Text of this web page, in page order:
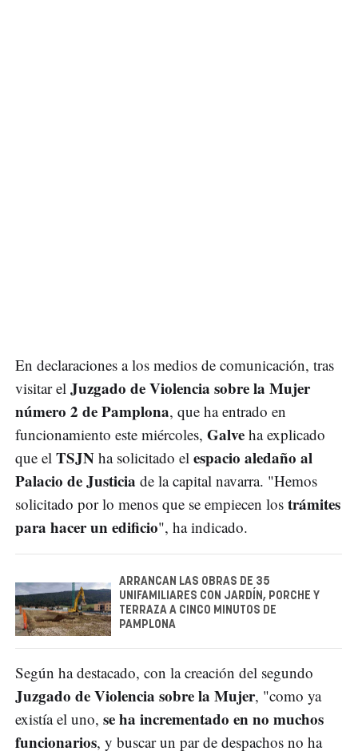
En declaraciones a los medios de comunicación, tras
visitar el Juzgado de Violencia sobre la Mujer
número 2 de Pamplona, que ha entrado en
funcionamiento este miércoles, Galve ha explicado
que el TSJN ha solicitado el espacio aledaño al
Palacio de Justicia de la capital navarra. "Hemos
solicitado por lo menos que se empiecen los trámites
para hacer un edificio", ha indicado.
ARRANCAN LAS OBRAS DE 35
UNIFAMILIARES CON JARDÍN, PORCHE Y
TERRAZA A CINCO MINUTOS DE
PAMPLONA
Según ha destacado, con la creación del segundo
Juzgado de Violencia sobre la Mujer, "como ya
existía el uno, se ha incrementado en no muchos
funcionarios, y buscar un par de despachos no ha